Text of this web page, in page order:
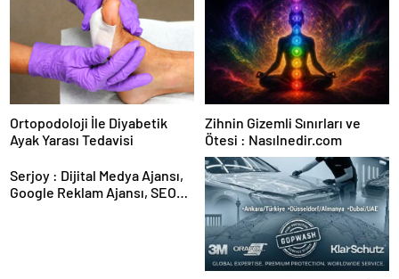
Ortopodoloji İle Diyabetik
Ayak Yarası Tedavisi
Zihnin Gizemli Sınırları ve
Ötesi : Nasılnedir.com
Serjoy : Dijital Medya Ajansı,
Google Reklam Ajansı, SEO